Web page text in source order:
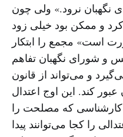
نگهبان نرود.» ولی چون
و ممکن بود خیلی زود
است» مجمع را ابتکار
و شورای نگهبان تفاهم
و می‌تواند از قانون
کند. این اوج اعتدال
که مصلحت را
را کجا می‌توانند پیدا